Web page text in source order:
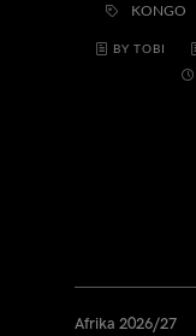
KONGO
BY TOBI
Afrika 2026/27